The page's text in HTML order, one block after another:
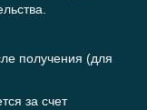
получения (для
за счет